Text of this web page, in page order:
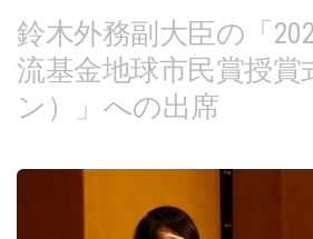
鈴木外務副大臣の「
流基金地球市民賞授賞
ン）」への出席